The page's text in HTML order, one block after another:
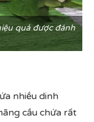
quả được đánh
nhiều dinh
cầu chứa rất